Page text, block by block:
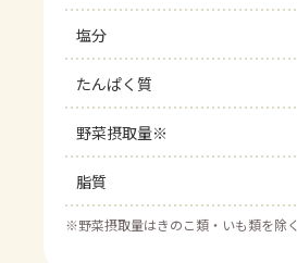
塩分
たんぱく質
野菜摂取量※
脂質
※野菜摂取量はきのこ類・いも類を除く